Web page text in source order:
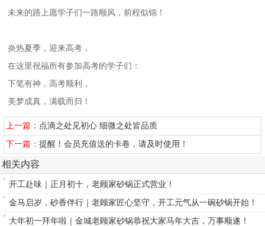
未来的路上愿学子们一路顺风，前程似锦！
炎热夏季，迎来高考，
在这里祝福所有参加高考的学子们：
下笔有神，高考顺利，
美梦成真，满载而归！
上一篇： 点滴之处见初心 细微之处皆品质
下一篇：提醒！会员充值送的卡卷，请及时使用！
相关内容
开工赴味｜正月初十，老顾家砂锅正式营业！
金马启岁，砂香伴行｜老顾家匠心坚守，开工元气从一碗砂锅开始！
大年初一拜年啦｜金城老顾家砂锅恭祝大家马年大吉，万事顺遂！